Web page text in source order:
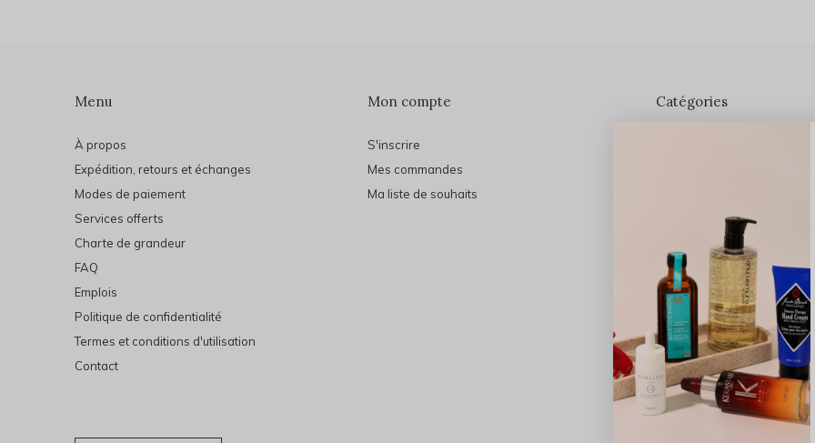
Menu
À propos
Expédition, retours et échanges
Modes de paiement
Services offerts
Charte de grandeur
FAQ
Emplois
Politique de confidentialité
Termes et conditions d'utilisation
Contact
Mon compte
S'inscrire
Mes commandes
Ma liste de souhaits
Catégories
Soins du visage
Maquillage
Bain et Corps
Bijoux